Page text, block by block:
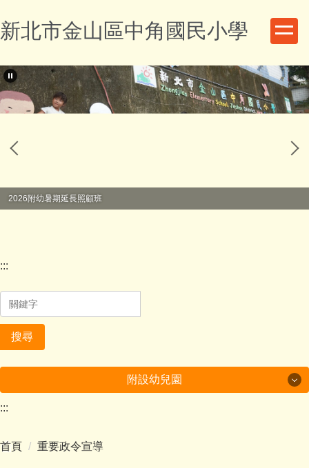
到
主
內
容
區
新北市金山區中角國民小學
2026附幼暑期延長照顧班
:::
搜尋
附設幼兒園
行政及成果
:::
首頁 重要政令宣導